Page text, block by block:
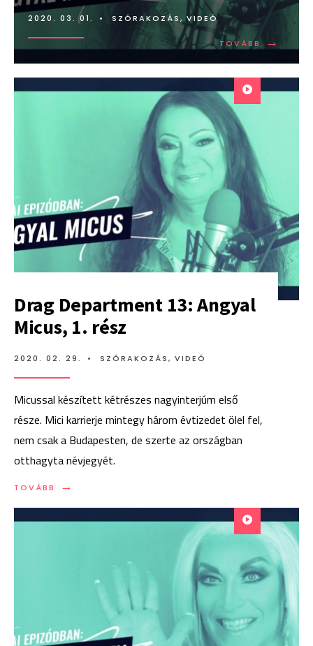
2020. 03. 01. • SZÓRAKOZÁS,VIDEÓ
TOVÁBB →
TOVÁBB:
13:
ANGYAL
MICUS,
Drag Department 13: Angyal
Micus, 1. rész
2020. 02. 29. • SZÓRAKOZÁS, VIDEÓ
Micussal készített kétrészes nagyinterjúm első
része. Mici karrierje mintegy három évtizedet ölel fel,
nem csak a Budapesten, de szerte az országban
otthagyta névjegyét.
TOVÁBB →
TOVÁBB:
13: